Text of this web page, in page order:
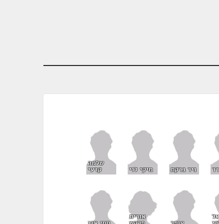
ניר ברקת מיקי לוי
שלמה
קרעי
אורית